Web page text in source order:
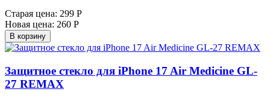
Старая цена: 299 Р
Новая цена: 260 Р
В корзину
Защитное стекло для iPhone 17 Air Medicine GL-
27 REMAX